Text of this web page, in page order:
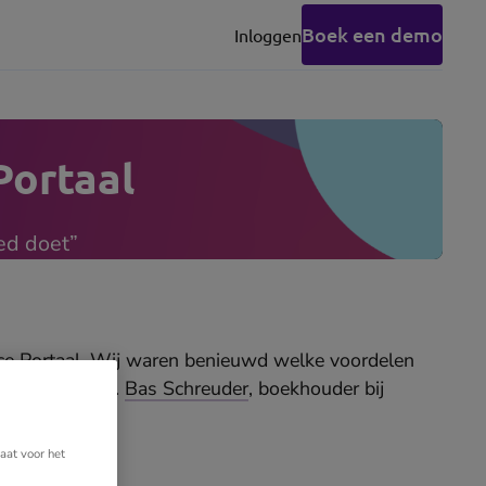
Inloggen
(opens
tab)
Boek een demo
doet”
Portaal. Wij waren benieuwd welke voordelen
in gesprek. Bas Schreuder, boekhouder bij
voor het